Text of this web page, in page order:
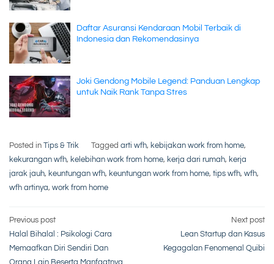
Daftar Asuransi Kendaraan Mobil Terbaik di
Indonesia dan Rekomendasinya
Joki Gendong Mobile Legend: Panduan Lengkap
untuk Naik Rank Tanpa Stres
Posted in Tips & Trik Tagged arti wfh, kebijakan work from home,
kekurangan wfh, kelebihan work from home, kerja dari rumah, kerja
jarak jauh, keuntungan wfh, keuntungan work from home, tips wfh, wfh,
wfh artinya, work from home
Post
navigation
Previous post
Halal Bihalal : Psikologi Cara
Memaafkan Diri Sendiri Dan
Orang Lain Beserta Manfaatnya
Next post
Lean Startup dan Kasus
Kegagalan Fenomenal Quibi